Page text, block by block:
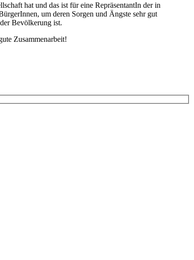
hat und das ist für eine RepräsentantIn der in
um deren Sorgen und Ängste sehr gut
Bevölkerung ist.
Zusammenarbeit!